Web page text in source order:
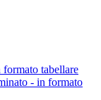
formato tabellare
- in formato